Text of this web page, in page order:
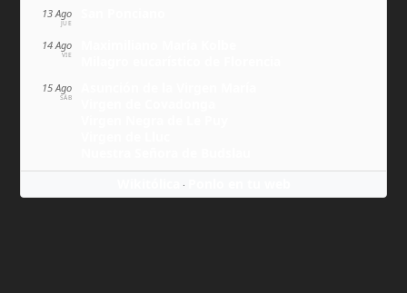
13 Ago
JUE
14 Ago
VIE
15 Ago
SÁB
·